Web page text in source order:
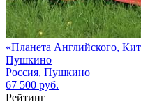
«Планета Английского,
Пушкино
Россия, Пушкино
67 500 руб.
Рейтинг